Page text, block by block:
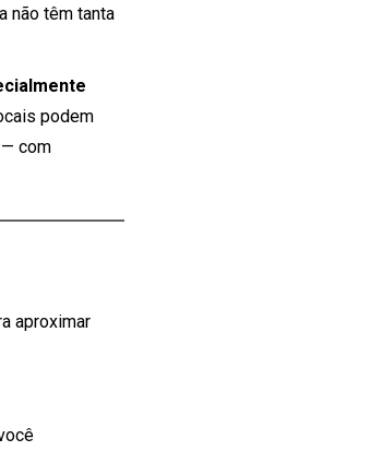
não têm tanta
podem
com
aproximar